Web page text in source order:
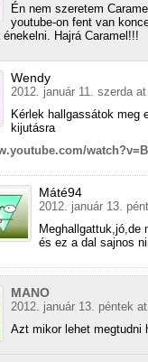
Én nem szeretem
youtube-on fent van
Hajrá Caramel!!!
Wendy
2012. január 11. szerda
Kérlek hallgassátok meg
kijutásra
Máté94
2012. január 13.
Meghallgattuk,jó,de
és ez a dal sajnos
MANO
2012. január 13. péntek
Azt mikor lehet megtudni